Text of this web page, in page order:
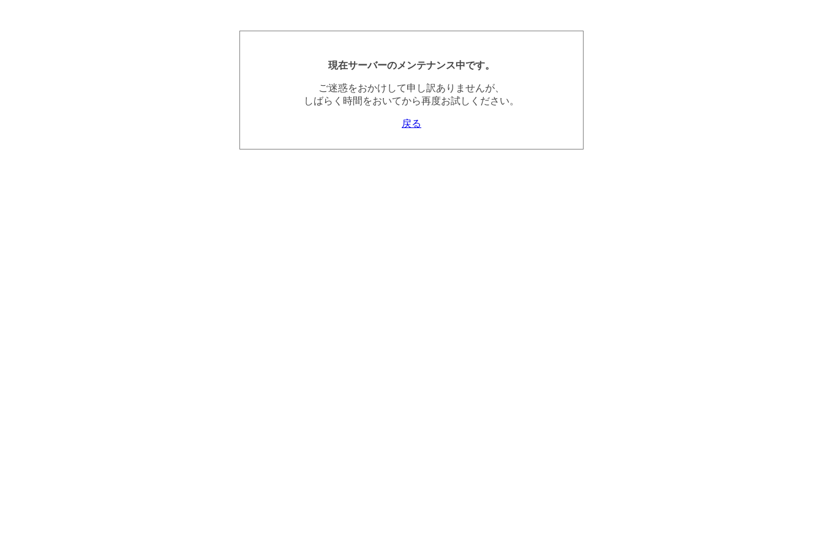
現在サーバーのメンテナンス中です。
ご迷惑をおかけして申し訳ありませんが、
しばらく時間をおいてから再度お試しください。
戻る